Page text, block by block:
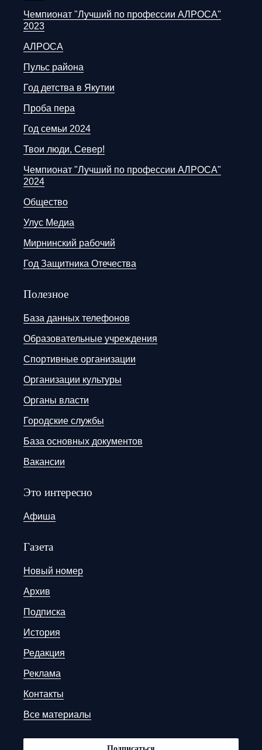
Чемпионат "Лучший по профессии АЛРОСА"
2023
АЛРОСА
Пульс района
Год детства в Якутии
Проба пера
Год семьи 2024
Твои люди, Север!
Чемпионат "Лучший по профессии АЛРОСА"
2024
Общество
Улус Медиа
Мирнинский рабочий
Год Защитника Отечества
Полезное
База данных телефонов
Образовательные учреждения
Спортивные организации
Организации культуры
Органы власти
Городские службы
База основных документов
Вакансии
Это интересно
Афиша
Газета
Новый номер
Архив
Подписка
История
Редакция
Реклама
Контакты
Все материалы